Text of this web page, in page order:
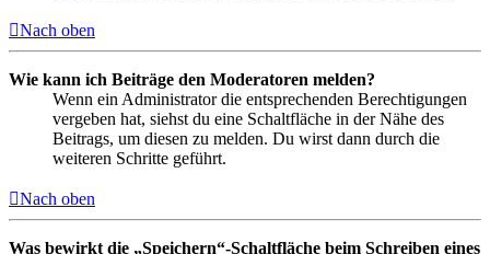
Nach oben
Wie kann ich Beiträge den Moderatoren melden?
Wenn ein Administrator die entsprechenden Berechtigungen
vergeben hat, siehst du eine Schaltfläche in der Nähe des
Beitrags, um diesen zu melden. Du wirst dann durch die
weiteren Schritte geführt.
Nach oben
Was bewirkt die „Speichern“-Schaltfläche beim Schreiben eines